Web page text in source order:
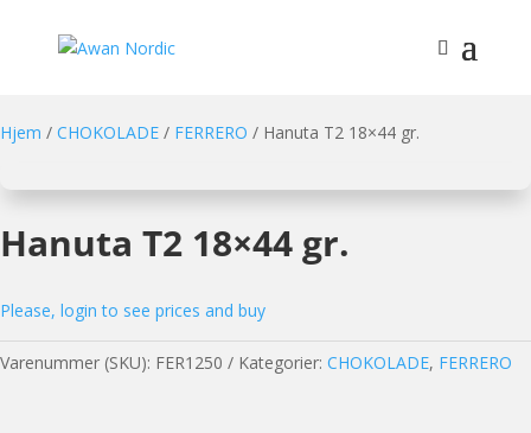
Hjem / CHOKOLADE / FERRERO / Hanuta T2 18×44 gr.
Hanuta T2 18×44 gr.
Please, login to see prices and buy
Varenummer (SKU): FER1250 Kategorier: CHOKOLADE, FERRERO